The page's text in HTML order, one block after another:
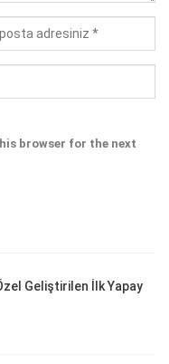
browser for the next
Geliştirilen İlk Yapay